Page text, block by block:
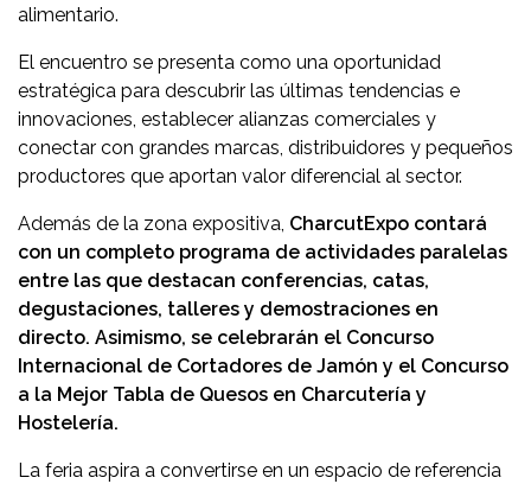
alimentario.
El encuentro se presenta como una oportunidad
estratégica para descubrir las últimas tendencias e
innovaciones, establecer alianzas comerciales y
conectar con grandes marcas, distribuidores y pequeños
productores que aportan valor diferencial al sector.
Además de la zona expositiva, CharcutExpo contará
con un completo programa de actividades paralelas
entre las que destacan conferencias, catas,
degustaciones, talleres y demostraciones en
directo. Asimismo, se celebrarán el Concurso
Internacional de Cortadores de Jamón y el Concurso
a la Mejor Tabla de Quesos en Charcutería y
Hostelería.
La feria aspira a convertirse en un espacio de referencia